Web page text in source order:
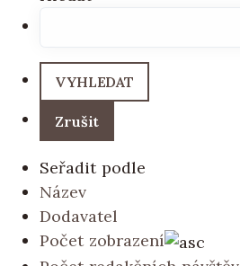
Seřadit podle
Název
Dodavatel
Počet zobrazení